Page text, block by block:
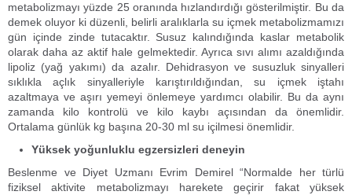
metabolizmayı yüzde 25 oranında hızlandırdığı gösterilmiştir. Bu da
demek oluyor ki düzenli, belirli aralıklarla su içmek metabolizmamızı
gün içinde zinde tutacaktır. Susuz kalındığında kaslar metabolik
olarak daha az aktif hale gelmektedir. Ayrıca sıvı alımı azaldığında
lipoliz (yağ yakımı) da azalır. Dehidrasyon ve susuzluk sinyalleri
sıklıkla açlık sinyalleriyle karıştırıldığından, su içmek iştahı
azaltmaya ve aşırı yemeyi önlemeye yardımcı olabilir. Bu da aynı
zamanda kilo kontrolü ve kilo kaybı açısından da önemlidir.
Ortalama günlük kg başına 20-30 ml su içilmesi önemlidir.
Yüksek yoğunluklu egzersizleri deneyin
Beslenme ve Diyet Uzmanı Evrim Demirel “Normalde her türlü
fiziksel aktivite metabolizmayı harekete geçirir fakat yüksek